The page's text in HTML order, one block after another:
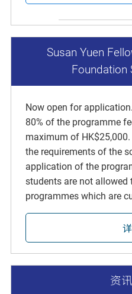
Susan Yuen
Foundation
Now open for
80% of the programme
maximum of
the requirements of the
application of the
students are not
programmes which are
资